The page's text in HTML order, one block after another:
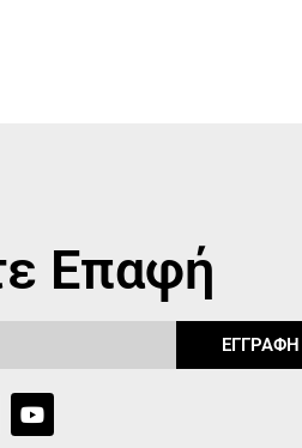
Επαφή
ΕΓΓΡΑΦΗ